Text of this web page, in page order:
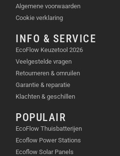
Algemene voorwaarden
Cookie verklaring
INFO & SERVICE
EcoFlow Keuzetool 2026
Veelgestelde vragen
Retourneren & omruilen
Garantie & reparatie
Klachten & geschillen
POPULAIR
EcoFlow Thuisbatterijen
Ecoflow Power Stations
Ecoflow Solar Panels